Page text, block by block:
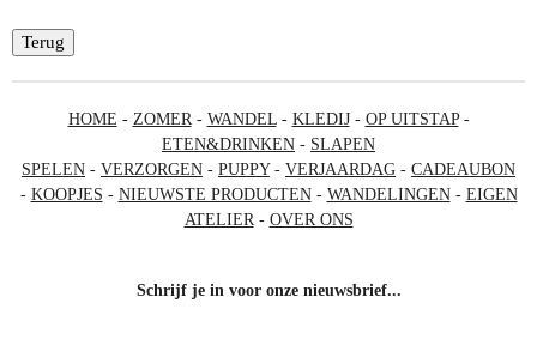
Terug
HOME - ZOMER- WANDEL- KLEDIJ- OP UITSTAP-
ETEN&DRINKEN - SLAPEN
SPELEN - VERZORGEN - PUPPY- VERJAARDAG - CADEAUBON
- KOOPJES - NIEUWSTE PRODUCTEN- WANDELINGEN- EIGEN
ATELIER- OVER ONS
Schrijf je in voor onze nieuwsbrief...